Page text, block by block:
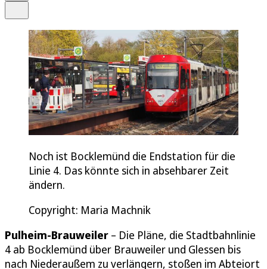
Noch ist Bocklemünd die Endstation für die
Linie 4. Das könnte sich in absehbarer Zeit
ändern.
Copyright: Maria Machnik
Pulheim-Brauweiler – Die Pläne, die Stadtbahnlinie
4 ab Bocklemünd über Brauweiler und Glessen bis
nach Niederaußem zu verlängern, stoßen im Abteiort